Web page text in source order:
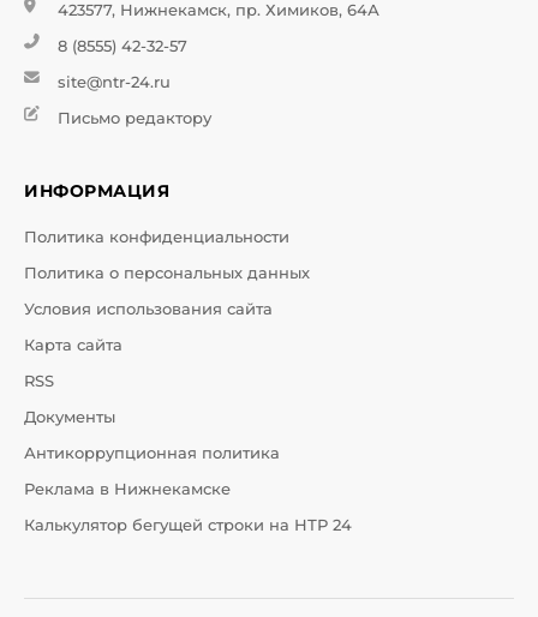
423577, Нижнекамск, пр. Химиков, 64А
8 (8555) 42-32-57
site@ntr-24.ru
Письмо редактору
ИНФОРМАЦИЯ
Политика конфиденциальности
Политика о персональных данных
Условия использования сайта
Карта сайта
RSS
Документы
Антикоррупционная политика
Реклама в Нижнекамске
Калькулятор бегущей строки на НТР 24